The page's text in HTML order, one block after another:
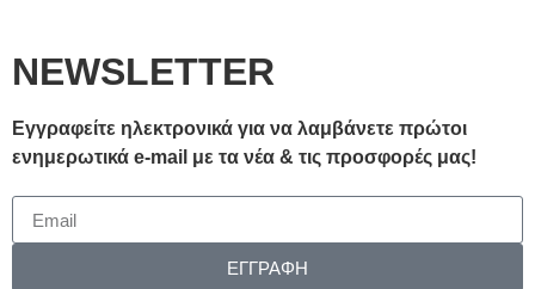
NEWSLETTER
Εγγραφείτε ηλεκτρονικά για να λαμβάνετε πρώτοι
ενημερωτικά e-mail με τα νέα & τις προσφορές μας!
ΕΓΓΡΑΦΗ